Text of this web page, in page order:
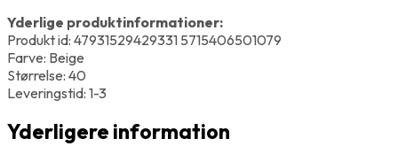
Yderlige produktinformationer:
Produkt id: 47931529429331 5715406501079
Farve: Beige
Størrelse: 40
Leveringstid: 1-3
Yderligere information